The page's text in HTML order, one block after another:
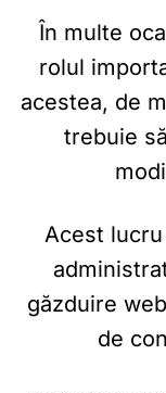
În multe
rolul
acestea, de
trebuie
Acest
găzduire
de